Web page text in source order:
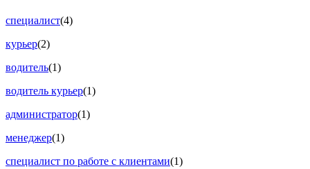
специалист(4)
курьер(2)
водитель(1)
водитель курьер(1)
администратор(1)
менеджер(1)
специалист по работе с клиентами(1)